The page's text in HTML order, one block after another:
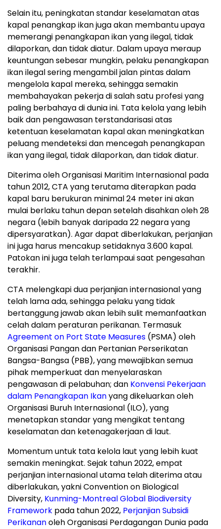
Selain itu, peningkatan standar keselamatan atas
kapal penangkap ikan juga akan membantu upaya
memerangi penangkapan ikan yang ilegal, tidak
dilaporkan, dan tidak diatur. Dalam upaya meraup
keuntungan sebesar mungkin, pelaku penangkapan
ikan ilegal sering mengambil jalan pintas dalam
mengelola kapal mereka, sehingga semakin
membahayakan pekerja di salah satu profesi yang
paling berbahaya di dunia ini. Tata kelola yang lebih
baik dan pengawasan terstandarisasi atas
ketentuan keselamatan kapal akan meningkatkan
peluang mendeteksi dan mencegah penangkapan
ikan yang ilegal, tidak dilaporkan, dan tidak diatur.
Diterima oleh Organisasi Maritim Internasional pada
tahun 2012, CTA yang terutama diterapkan pada
kapal baru berukuran minimal 24 meter ini akan
mulai berlaku tahun depan setelah disahkan oleh 28
negara (lebih banyak daripada 22 negara yang
dipersyaratkan). Agar dapat diberlakukan, perjanjian
ini juga harus mencakup setidaknya 3.600 kapal.
Patokan ini juga telah terlampaui saat pengesahan
terakhir.
CTA melengkapi dua perjanjian internasional yang
telah lama ada, sehingga pelaku yang tidak
bertanggung jawab akan lebih sulit memanfaatkan
celah dalam peraturan perikanan. Termasuk
Agreement on Port State Measures (PSMA) oleh
Organisasi Pangan dan Pertanian Perserikatan
Bangsa-Bangsa (PBB), yang mewajibkan semua
pihak memperkuat dan menyelaraskan
pengawasan di pelabuhan; dan Konvensi Pekerjaan
dalam Penangkapan Ikanyang dikeluarkan oleh
Organisasi Buruh Internasional (ILO), yang
menetapkan standar yang mengikat tentang
keselamatan dan ketenagakerjaan di laut.
Momentum untuk tata kelola laut yang lebih kuat
semakin meningkat. Sejak tahun 2022, empat
perjanjian internasional utama telah diterima atau
diberlakukan, yakni Convention on Biological
Diversity, Kunming-Montreal Global Biodiversity
Framework pada tahun 2022, Perjanjian Subsidi
Perikananoleh Organisasi Perdagangan Dunia pada